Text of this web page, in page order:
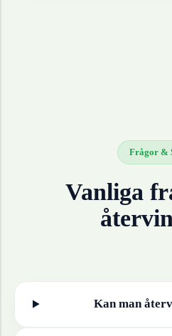
Frågor &
Vanliga
Kan man